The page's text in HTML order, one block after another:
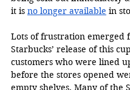
it is no longer available in
Lots of frustration emerged
Starbucks’ release of this
customers who were lined
before the stores opened
empty shelves. Many of the